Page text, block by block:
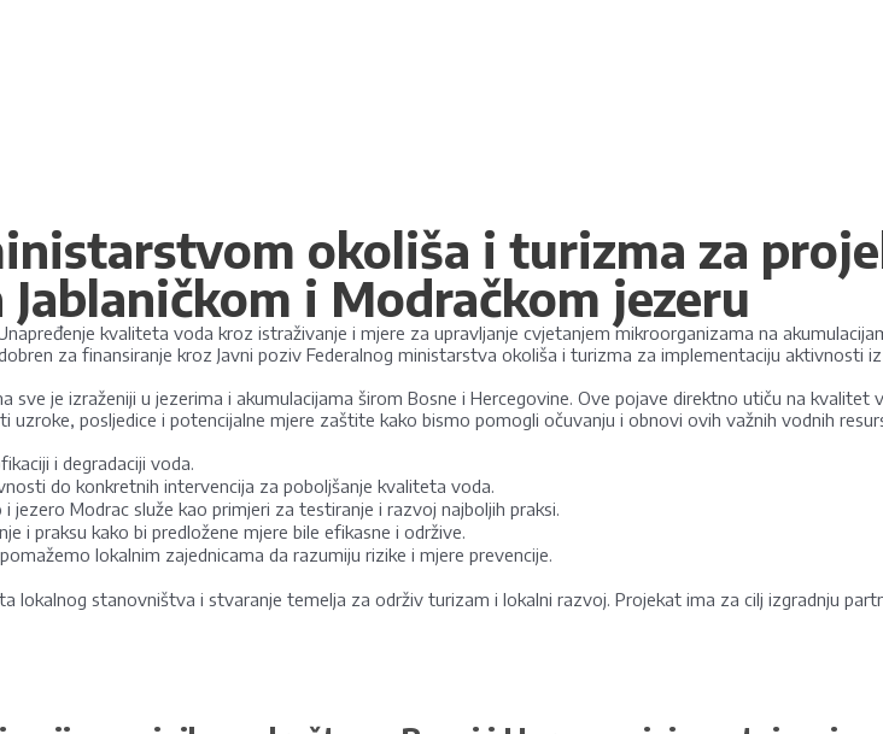
okoliša i turizma za
i Modračkom jezeru
kvaliteta voda kroz istraživanje i mjere za upravljanje cvjetanjem mikroorganizama na
za finansiranje kroz Javni poziv Federalnog ministarstva okoliša i turizma za implementaciju aktivnosti
sve je izraženiji u jezerima i akumulacijama širom Bosne i Hercegovine. Ove pojave direktno utiču na
posljedice i potencijalne mjere zaštite kako bismo pomogli očuvanju i obnovi ovih važnih vodnih
i degradaciji voda.
do konkretnih intervencija za poboljšanje kvaliteta voda.
Modrac služe kao primjeri za testiranje i razvoj najboljih praksi.
i praksu kako bi predložene mjere bile efikasne i održive.
lokalnim zajednicama da razumiju rizike i mjere prevencije.
lokalnog stanovništva i stvaranje temelja za održiv turizam i lokalni razvoj. Projekat ima za cilj izgradnju